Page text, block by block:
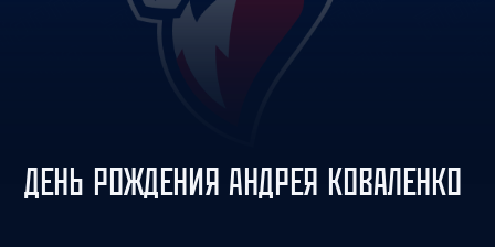
ДЕНЬ РОЖДЕНИЯ АНДРЕЯ КОВАЛЕНКО